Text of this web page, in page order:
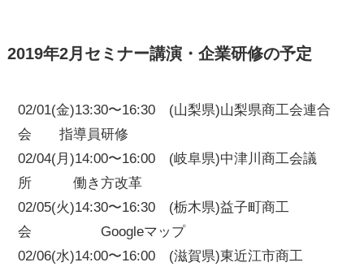
2019年2月セミナー講演・企業研修の予定
02/01(金)13:30〜16:30 (山梨県)山梨県商工会連合
会 指導員研修
02/04(月)14:00〜16:00 (岐阜県)中津川商工会議
所 働き方改革
02/05(火)14:30〜16:30 (栃木県)益子町商工
会 Googleマップ
02/06(水)14:00〜16:00 (滋賀県)東近江市商工